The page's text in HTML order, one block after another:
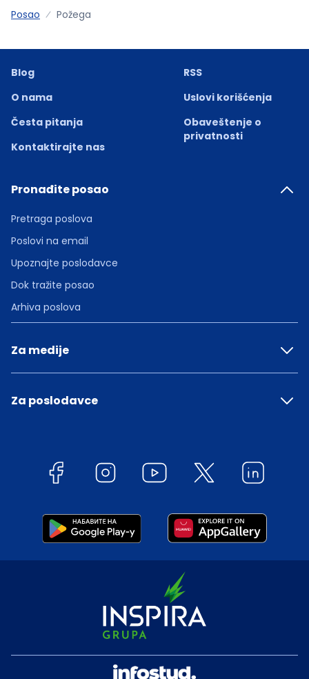
Posao Požega
Blog
O nama
Česta pitanja
Kontaktirajte nas
RSS
Uslovi korišćenja
Obaveštenje o
privatnosti
Pronađite posao
Pretraga poslova
Poslovi na email
Upoznajte poslodavce
Dok tražite posao
Arhiva poslova
Za medije
Za poslodavce